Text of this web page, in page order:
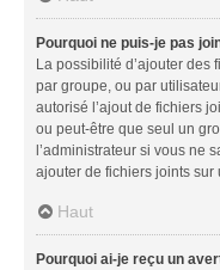
Pourquoi ne puis-je pas
La possibilité d’ajouter des
par groupe, ou par
autorisé l’ajout de fichiers
ou peut-être que seul un
l’administrateur si vous ne
ajouter de fichiers joints sur
Haut
Pourquoi ai-je reçu un